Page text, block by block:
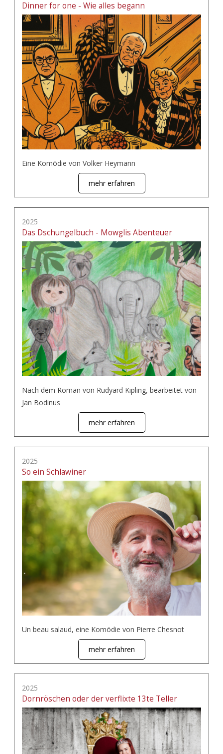
Dinner for one - Wie alles begann
Eine Komödie von Volker Heymann
mehr erfahren
2025
Das Dschungelbuch - Mowglis Abenteuer
Nach dem Roman von Rudyard Kipling, bearbeitet von
Jan Bodinus
mehr erfahren
2025
So ein Schlawiner
Un beau salaud, eine Komödie von Pierre Chesnot
mehr erfahren
2025
Dornröschen oder der verflixte 13te Teller